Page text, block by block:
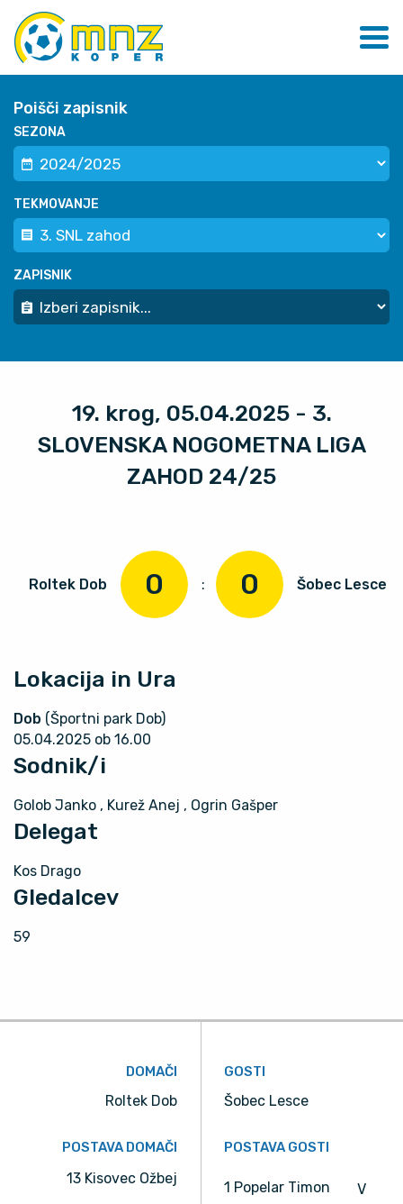
Poišči zapisnik
SEZONA
TEKMOVANJE
ZAPISNIK
19. krog, 05.04.2025 - 3.
SLOVENSKA NOGOMETNA LIGA
ZAHOD 24/25
Roltek Dob 0 : 0 Šobec Lesce
Lokacija in Ura
Dob (Športni park Dob)
05.04.2025 ob 16.00
Sodnik/i
Golob Janko , Kurež Anej , Ogrin Gašper
Delegat
Kos Drago
Gledalcev
59
DOMAČI
Roltek Dob
GOSTI
Šobec Lesce
POSTAVA DOMAČI
13 Kisovec Ožbej
POSTAVA GOSTI
1 Popelar Timon V